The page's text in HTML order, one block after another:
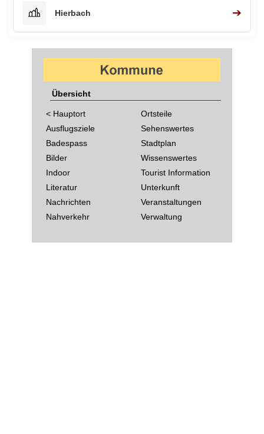
Hierbach ➔
Übersicht
< Hauptort
Ausflugsziele
Badespass
Bilder
Indoor
Literatur
Nachrichten
Nahverkehr
Ortsteile
Sehenswertes
Stadtplan
Wissenswertes
Tourist Information
Unterkunft
Veranstaltungen
Verwaltung